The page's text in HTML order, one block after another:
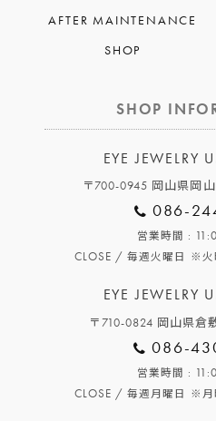
AFTER MAINTENANCE
SHOP
SHOP
EYE JEWELRY
〒700-0945 岡山県岡
086-
営業時間 :
CLOSE /毎週火曜日 ※火
EYE JEWELRY
〒710-0824 岡山県倉
086-
営業時間 :
CLOSE /毎週月曜日 ※月